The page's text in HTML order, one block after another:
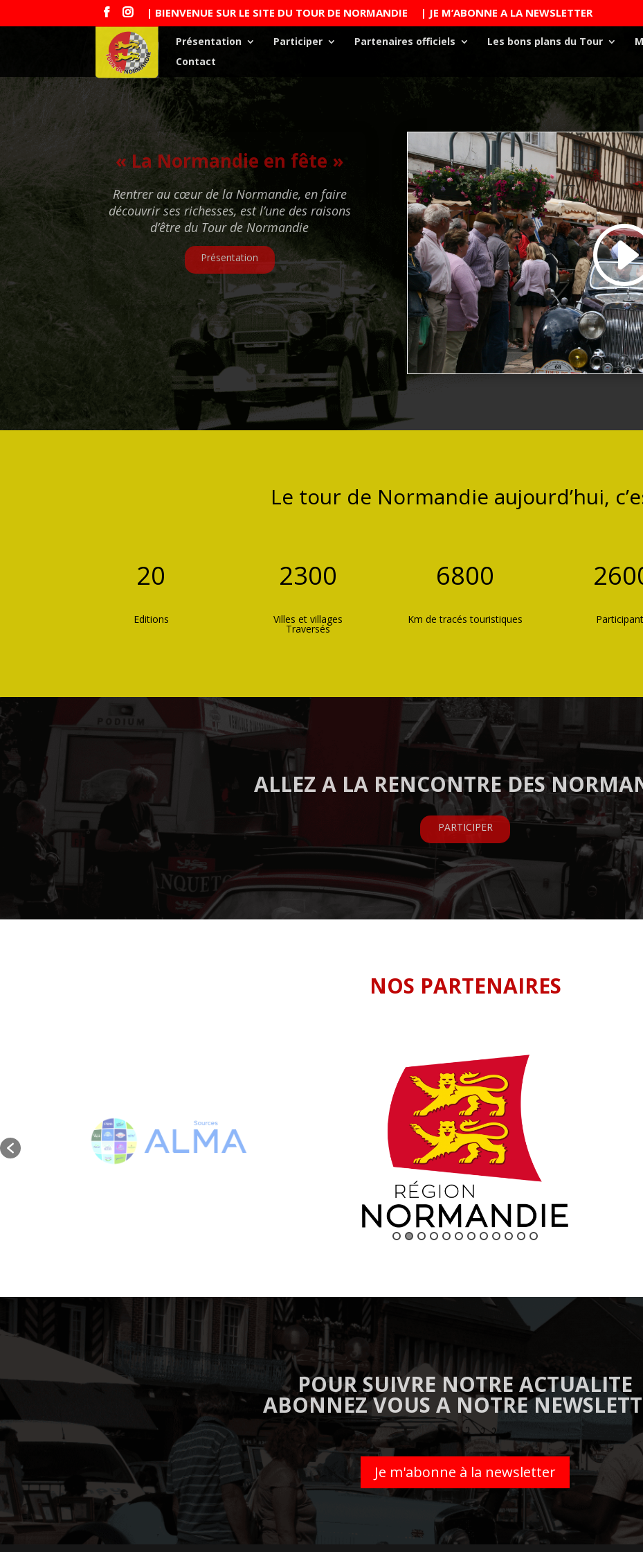
| BIENVENUE SUR LE SITE DU TOUR DE NORMANDIE | JE M’ABONNE A LA NEWSLETTER
Présentation Participer Partenaires officiels Les bons plans du Tour
Contact
« La Normandie en fête »
Rentrer au cœur de la Normandie, en faire
découvrir ses richesses, est l’une des raisons
d’être du Tour de Normandie
Présentation
Le tour de Normandie aujourd’hui,
20
Editions
2300
Villes et villages
Traversés
6800
Km de tracés touristiques
ALLEZ A LA RENCONTRE DES
PARTICIPER
NOS PARTENAIRES
POUR SUIVRE NOTRE ACTUALITE
ABONNEZ VOUS A NOTRE
Je m'abonne à la newsletter